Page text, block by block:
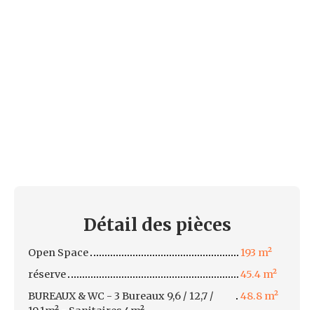
Détail des pièces
Open Space
193 m²
réserve
45.4 m²
BUREAUX & WC - 3 Bureaux 9,6 / 12,7 /
48.8 m²